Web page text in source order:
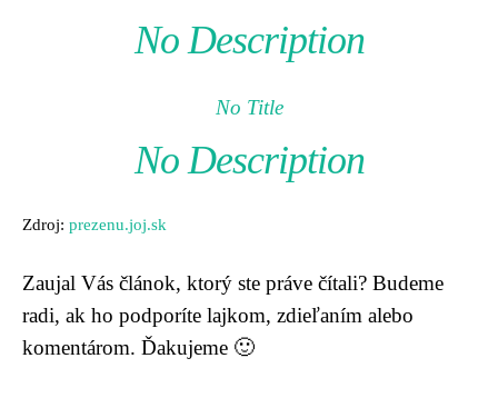
No Description
No Title
No Description
Zdroj: prezenu.joj.sk
Zaujal Vás článok, ktorý ste práve čítali? Budeme
radi, ak ho podporíte lajkom, zdieľaním alebo
komentárom. Ďakujeme 🙂